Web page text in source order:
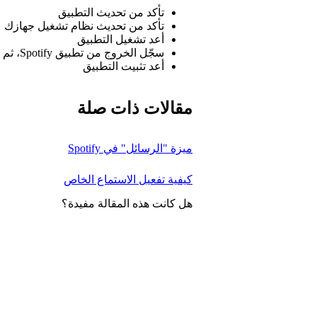
تأكد من تحديث التطبيق
تأكد من تحديث نظام تشغيل جهازك
أعد تشغيل التطبيق
سجّل الخروج من تطبيق Spotify، ثم سجّل الدخول مرة أخرى
أعد تثبيت التطبيق
مقالات ذات صلة
ميزة "الرسائل" في Spotify
كيفية تفعيل الاستماع الخاص
هل كانت هذه المقالة مفيدة؟